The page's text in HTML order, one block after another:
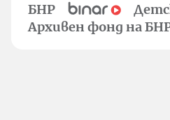
БНР
Архивен фонд на